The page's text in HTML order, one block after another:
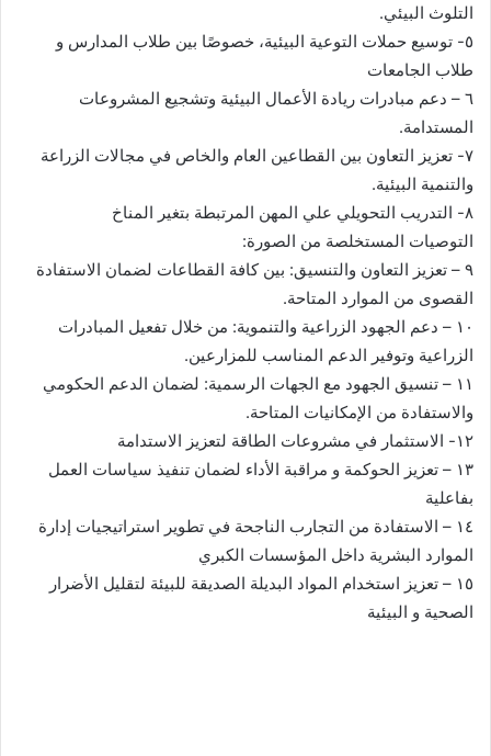
التلوث البيئي.
٥- توسيع حملات التوعية البيئية، خصوصًا بين طلاب المدارس و
طلاب الجامعات
٦ – دعم مبادرات ريادة الأعمال البيئية وتشجيع المشروعات
المستدامة.
٧- تعزيز التعاون بين القطاعين العام والخاص في مجالات الزراعة
والتنمية البيئية.
٨- التدريب التحويلي علي المهن المرتبطة بتغير المناخ
التوصيات المستخلصة من الصورة:
٩ – تعزيز التعاون والتنسيق: بين كافة القطاعات لضمان الاستفادة
القصوى من الموارد المتاحة.
١٠ – دعم الجهود الزراعية والتنموية: من خلال تفعيل المبادرات
الزراعية وتوفير الدعم المناسب للمزارعين.
١١ – تنسيق الجهود مع الجهات الرسمية: لضمان الدعم الحكومي
والاستفادة من الإمكانيات المتاحة.
١٢- الاستثمار في مشروعات الطاقة لتعزيز الاستدامة
١٣ – تعزيز الحوكمة و مراقبة الأداء لضمان تنفيذ سياسات العمل
بفاعلية
١٤ – الاستفادة من التجارب الناجحة في تطوير استراتيجيات إدارة
الموارد البشرية داخل المؤسسات الكبري
١٥ – تعزيز استخدام المواد البديلة الصديقة للبيئة لتقليل الأضرار
الصحية و البيئية